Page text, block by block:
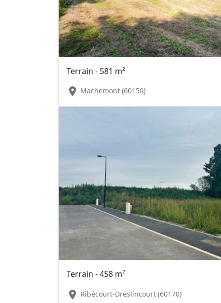
Terrain - 581 m²
location_on Machemont (60150)
Terrain - 458 m²
location_on Ribécourt-Dreslincourt (60170)